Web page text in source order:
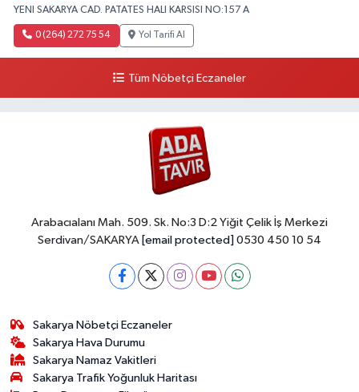
YENI SAKARYA CAD. PATATES HALI KARSISI NO:157 A
0 (264) 272 75 54 Yol Tarifi Al
Tüm Nöbetçi Eczaneler
Arabacıalanı Mah. 509. Sk. No:3 D:2 Yiğit Çelik İş Merkezi
Serdivan/SAKARYA [email protected] 0530 450 10 54
Sakarya Nöbetçi Eczaneler
Sakarya Hava Durumu
Sakarya Namaz Vakitleri
Sakarya Trafik Yoğunluk Haritası